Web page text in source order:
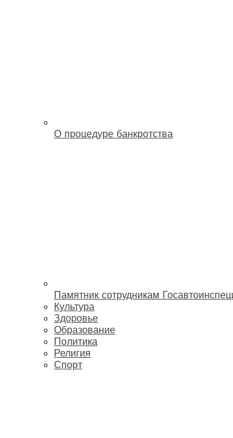
О процедуре банкротства
Памятник сотрудникам
Культура
Здоровье
Образование
Политика
Религия
Спорт